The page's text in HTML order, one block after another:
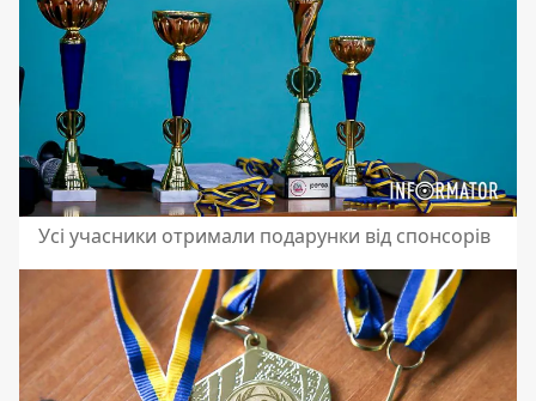
Усі учасники отримали подарунки від спонсорів